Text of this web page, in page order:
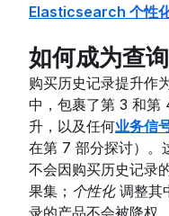
Elasticsearch 个性化
如何成为查
购买历史记录提升作
中，包裹了第 3 和第
升，以及任何业务信
在第 7 部分探讨）。
不会因购买历史记录
果集； 个性化调整其
录的产品不会被降权